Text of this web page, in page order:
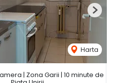
Harta
Next
| Zona Garii | 10 minute de